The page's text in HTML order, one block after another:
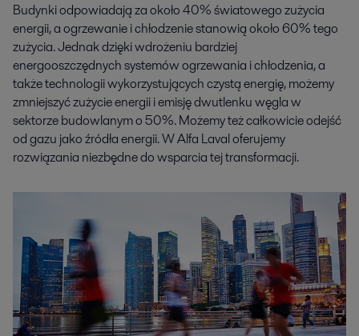
Budynki odpowiadają za około 40% światowego zużycia
energii, a ogrzewanie i chłodzenie stanowią około 60% tego
zużycia. Jednak dzięki wdrożeniu bardziej
energooszczędnych systemów ogrzewania i chłodzenia, a
także technologii wykorzystujących czystą energię, możemy
zmniejszyć zużycie energii i emisję dwutlenku węgla w
sektorze budowlanym o 50%. Możemy też całkowicie odejść
od gazu jako źródła energii. W Alfa Laval oferujemy
rozwiązania niezbędne do wsparcia tej transformacji.